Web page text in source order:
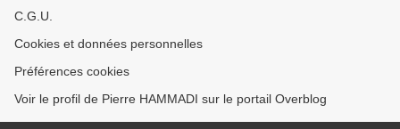
C.G.U.
Cookies et données personnelles
Préférences cookies
Voir le profil de Pierre HAMMADI sur le portail Overblog